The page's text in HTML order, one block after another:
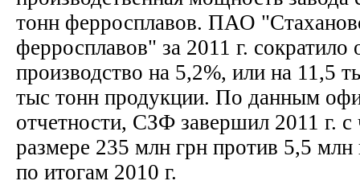
тонн ферросплавов. ПАО
ферросплавов" за 2011 г. сократило
производство на 5,2%, или на 11,5
тыс тонн продукции. По данным
отчетности, СЗФ завершил 2011 г.
размере 235 млн грн против 5,5
по итогам 2010 г.